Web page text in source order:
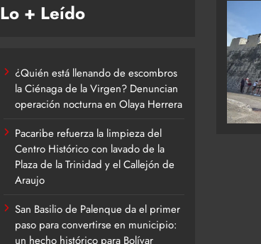
Lo + Leído
¿Quién está llenando de escombros
la Ciénaga de la Virgen? Denuncian
operación nocturna en Olaya Herrera
Pacaribe refuerza la limpieza del
Centro Histórico con lavado de la
Plaza de la Trinidad y el Callejón de
Araujo
San Basilio de Palenque da el primer
paso para convertirse en municipio:
un hecho histórico para Bolívar